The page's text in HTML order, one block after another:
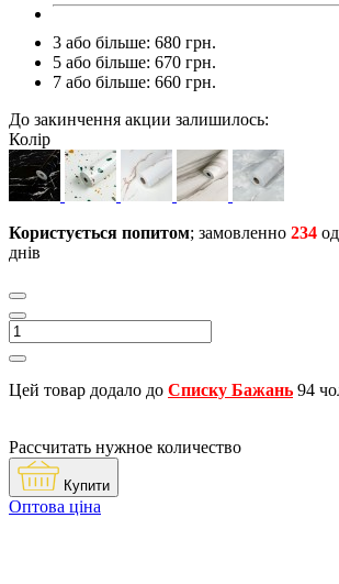
3 або більше: 680 грн.
5 або більше: 670 грн.
7 або більше: 660 грн.
До закинчення акции залишилось:
Колір
Користується попитом; замовленно 234
днів
Цей товар додало до Списку Бажань 94
Рассчитать нужное количество
Купити
Оптова ціна